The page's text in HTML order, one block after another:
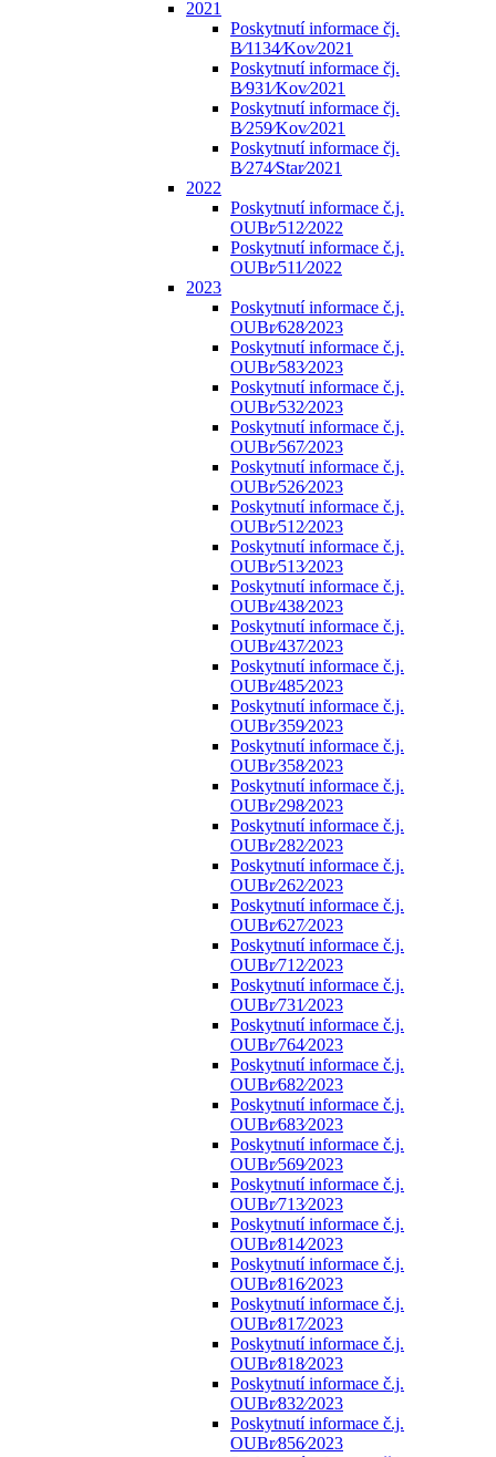
2021
Poskytnutí informace čj.
B⁄1134⁄Kov⁄2021
Poskytnutí informace čj.
B⁄931⁄Kov⁄2021
Poskytnutí informace čj.
B⁄259⁄Kov⁄2021
Poskytnutí informace čj.
B⁄274⁄Star⁄2021
2022
Poskytnutí informace č.j.
OUBr⁄512⁄2022
Poskytnutí informace č.j.
OUBr⁄511⁄2022
2023
Poskytnutí informace č.j.
OUBr⁄628⁄2023
Poskytnutí informace č.j.
OUBr⁄583⁄2023
Poskytnutí informace č.j.
OUBr⁄532⁄2023
Poskytnutí informace č.j.
OUBr⁄567⁄2023
Poskytnutí informace č.j.
OUBr⁄526⁄2023
Poskytnutí informace č.j.
OUBr⁄512⁄2023
Poskytnutí informace č.j.
OUBr⁄513⁄2023
Poskytnutí informace č.j.
OUBr⁄438⁄2023
Poskytnutí informace č.j.
OUBr⁄437⁄2023
Poskytnutí informace č.j.
OUBr⁄485⁄2023
Poskytnutí informace č.j.
OUBr⁄359⁄2023
Poskytnutí informace č.j.
OUBr⁄358⁄2023
Poskytnutí informace č.j.
OUBr⁄298⁄2023
Poskytnutí informace č.j.
OUBr⁄282⁄2023
Poskytnutí informace č.j.
OUBr⁄262⁄2023
Poskytnutí informace č.j.
OUBr⁄627⁄2023
Poskytnutí informace č.j.
OUBr⁄712⁄2023
Poskytnutí informace č.j.
OUBr⁄731⁄2023
Poskytnutí informace č.j.
OUBr⁄764⁄2023
Poskytnutí informace č.j.
OUBr⁄682⁄2023
Poskytnutí informace č.j.
OUBr⁄683⁄2023
Poskytnutí informace č.j.
OUBr⁄569⁄2023
Poskytnutí informace č.j.
OUBr⁄713⁄2023
Poskytnutí informace č.j.
OUBr⁄814⁄2023
Poskytnutí informace č.j.
OUBr⁄816⁄2023
Poskytnutí informace č.j.
OUBr⁄817⁄2023
Poskytnutí informace č.j.
OUBr⁄818⁄2023
Poskytnutí informace č.j.
OUBr⁄832⁄2023
Poskytnutí informace č.j.
OUBr⁄856⁄2023